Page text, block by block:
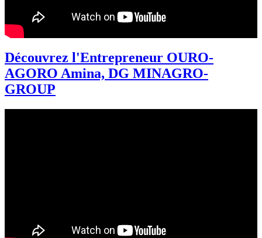
Découvrez l'Entrepreneur OURO-
AGORO Amina, DG MINAGRO-
GROUP